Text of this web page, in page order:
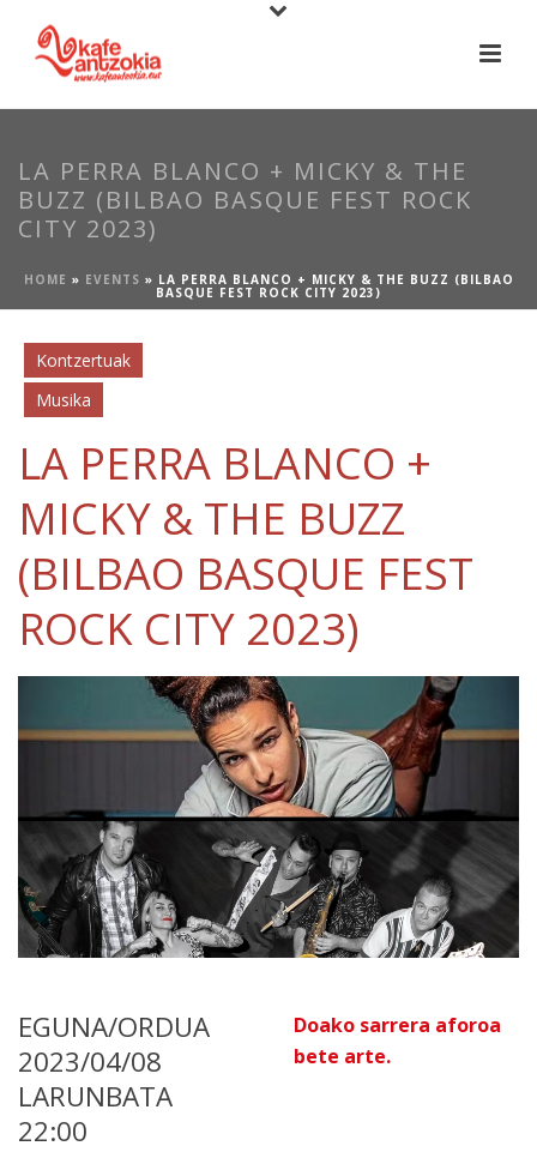
LA PERRA BLANCO + MICKY & THE
BUZZ (BILBAO BASQUE FEST ROCK
CITY 2023)
HOME » EVENTS » LA PERRA BLANCO + MICKY & THE BUZZ (BILBAO
BASQUE FEST ROCK CITY 2023)
Kontzertuak
Musika
LA PERRA BLANCO +
MICKY & THE BUZZ
(BILBAO BASQUE FEST
ROCK CITY 2023)
EGUNA/ORDUA
2023/04/08
LARUNBATA
22:00
Doako sarrera aforoa
bete arte.